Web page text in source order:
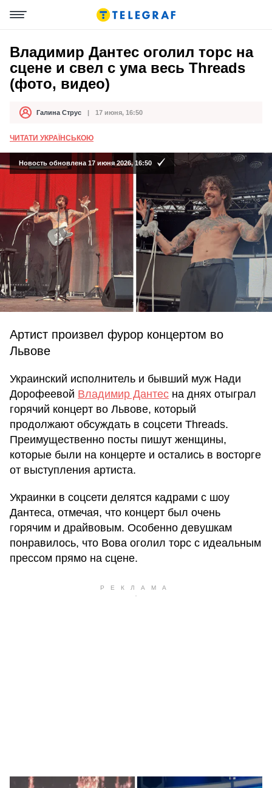
Владимир Дантес оголил торс на
сцене и свел с ума весь Threads
(фото, видео)
АвторГалина Струс
Дата публикации 17 июня, 16:50
ЧИТАТИ УКРАЇНСЬКОЮ
Новость обновлена 17 июня 2026, 16:50
Артист произвел фурор концертом во
Львове
Украинский исполнитель и бывший муж Нади
Дорофеевой Владимир Дантес на днях отыграл
горячий концерт во Львове, который
продолжают обсуждать в соцсети Threads.
Преимущественно посты пишут женщины,
которые были на концерте и остались в восторге
от выступления артиста.
Украинки в соцсети делятся кадрами с шоу
Дантеса, отмечая, что концерт был очень
горячим и драйвовым. Особенно девушкам
понравилось, что Вова оголил торс с идеальным
прессом прямо на сцене.